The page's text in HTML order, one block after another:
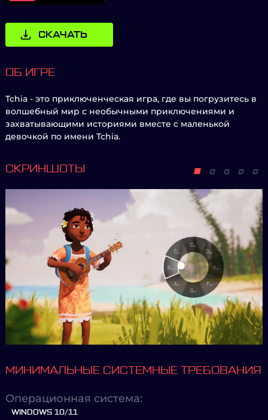
СКАЧАТЬ
ОБ ИГРЕ
Tchia - это приключенческая игра, где вы погрузитесь в
волшебный мир с необычными приключениями и
захватывающими историями вместе с маленькой
девочкой по имени Tchia.
СКРИНШОТЫ
МИНИМАЛЬНЫЕ СИСТЕМНЫЕ ТРЕБОВАНИЯ
Операционная система:
WINDOWS 10/11